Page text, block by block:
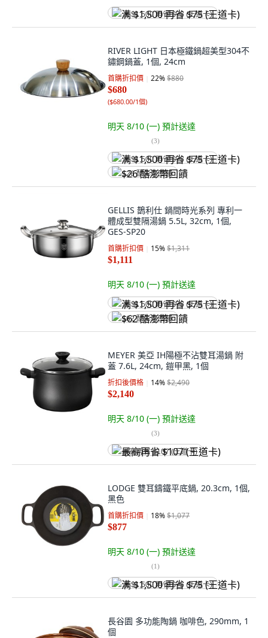
满 $1,500 再省 $75 (王道卡)
RIVER LIGHT 日本極鐵鍋超美型304不
鏽鋼鍋蓋, 1個, 24cm
首購折扣價 22%$880
$680
($680.00/1個)
明天 8/10 (一) 預計送達
(3)
满 $1,500 再省 $75 (王道卡)
$26 酷澎幣回饋
GELLIS 鵲利仕 鍋間時光系列 專利一
體成型雙隔湯鍋 5.5L, 32cm, 1個,
GES-SP20
首購折扣價 15%$1,311
$1,111
明天 8/10 (一) 預計送達
满 $1,500 再省 $75 (王道卡)
$62 酷澎幣回饋
MEYER 美亞 IH陽極不沾雙耳湯鍋 附
蓋 7.6L, 24cm, 鎧甲黑, 1個
折扣後價格 14%$2,490
$2,140
明天 8/10 (一) 預計送達
(3)
最高再省 $107 (王道卡)
LODGE 雙耳鑄鐵平底鍋, 20.3cm, 1個,
黑色
首購折扣價 18%$1,077
$877
明天 8/10 (一) 預計送達
(1)
满 $1,500 再省 $75 (王道卡)
長谷園 多功能陶鍋 咖啡色, 290mm, 1
個